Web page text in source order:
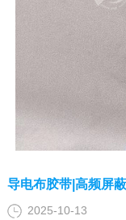
导电布胶带|高频屏
2025-10-13